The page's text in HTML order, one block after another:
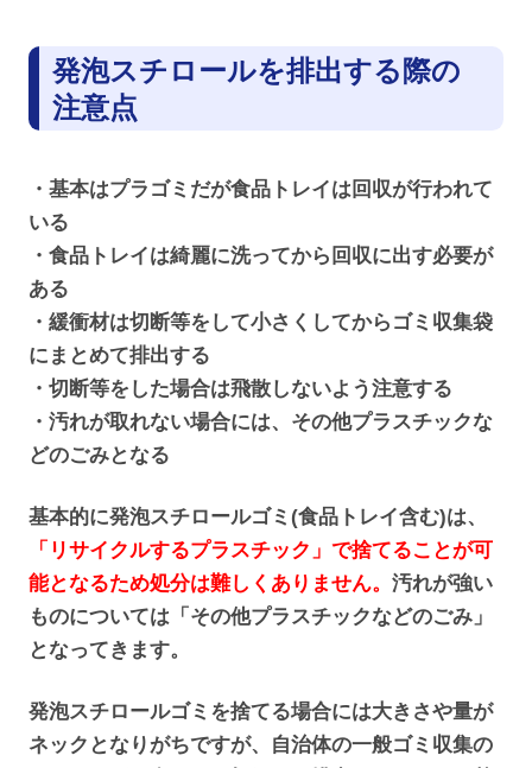
発泡スチロールを排出する際の
注意点
・基本はプラゴミだが食品トレイは回収が行われて
いる
・食品トレイは綺麗に洗ってから回収に出す必要が
ある
・緩衝材は切断等をして小さくしてからゴミ収集袋
にまとめて排出する
・切断等をした場合は飛散しないよう注意する
・汚れが取れない場合には、その他プラスチックな
どのごみとなる
基本的に発泡スチロールゴミ(食品トレイ含む)は、
「リサイクルするプラスチック」で捨てることが可
能となるため処分は難しくありません。 汚れが強い
ものについては「その他プラスチックなどのごみ」
となってきます。
発泡スチロールゴミを捨てる場合には大きさや量が
ネックとなりがちですが、自治体の一般ゴミ収集の